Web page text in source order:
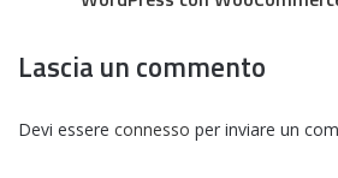
Lascia un commento
Devi essere connesso per inviare un